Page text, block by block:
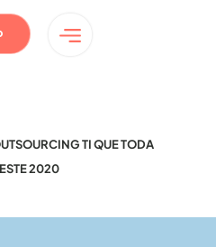
TI QUE TODA
2020